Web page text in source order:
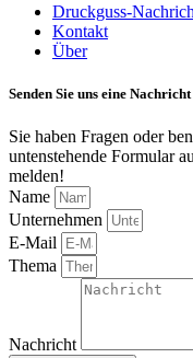
Druckguss-
Kontakt
Über
Senden Sie uns eine Nachricht
Sie haben Fragen oder
untenstehende Formular
melden!
Name
Unternehmen
E-Mail
Thema
Nachricht